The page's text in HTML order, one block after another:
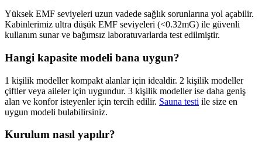
Yüksek EMF seviyeleri uzun vadede sağlık sorunlarına yol açabilir.
Kabinlerimiz ultra düşük EMF seviyeleri (<0.32mG) ile güvenli
kullanım sunar ve bağımsız laboratuvarlarda test edilmiştir.
Hangi kapasite modeli bana uygun?
1 kişilik modeller kompakt alanlar için idealdir. 2 kişilik modeller
çiftler veya aileler için uygundur. 3 kişilik modeller ise daha geniş
alan ve konfor isteyenler için tercih edilir. Sauna testi ile size en
uygun modeli bulabilirsiniz.
Kurulum nasıl yapılır?